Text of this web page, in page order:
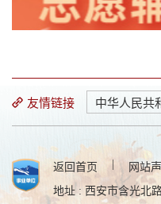
友情链接 中华人民共
返回首页 网站
地址 : 西安市含光北